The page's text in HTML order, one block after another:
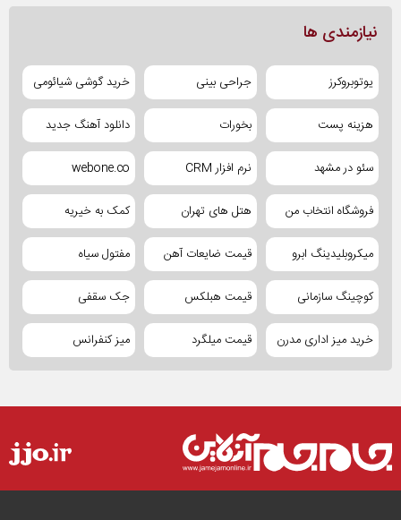
نیازمندی ها
یوتوبروکرز جراحی بینی خرید گوشی شیائومی
هزینه پست بخورات دانلود آهنگ جدید
سئو در مشهد نرم افزار CRM webone.co
فروشگاه انتخاب من هتل های تهران کمک به خیریه
میکروبلیدینگ ابرو قیمت ضایعات آهن مفتول سیاه
کوچینگ سازمانی قیمت هبلکس جک سقفی
خرید میز اداری مدرن قیمت میلگرد میز کنفرانس